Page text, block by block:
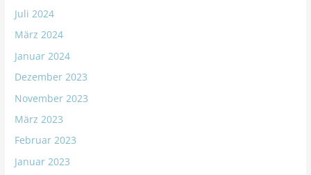
Juli 2024
März 2024
Januar 2024
Dezember 2023
November 2023
März 2023
Februar 2023
Januar 2023